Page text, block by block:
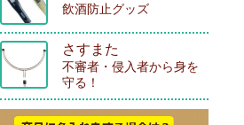
飲酒防止グッズ
さすまた
不審者・侵入者から身を
守る！